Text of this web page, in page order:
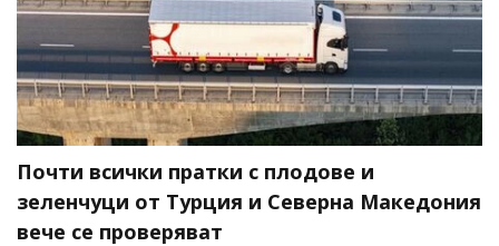
Почти всички пратки с плодове и
зеленчуци от Турция и Северна Македония
вече се проверяват